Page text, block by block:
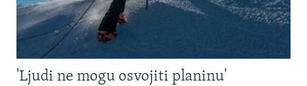
'Ljudi ne mogu osvojiti planinu'